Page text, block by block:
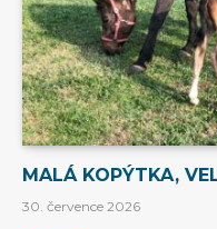
MALÁ KOPÝTKA,
30. července 2026